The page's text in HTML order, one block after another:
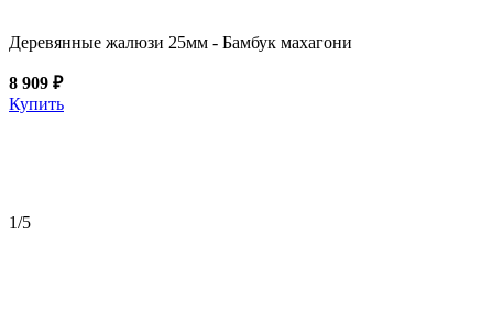
Деревянные жалюзи 25мм - Бамбук махагони
8 909 ₽
Купить
1/5